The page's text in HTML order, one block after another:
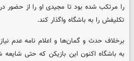
را مرتکب شده بود تا مجیدی او را از حضور
تکلیفش را به باشگاه واگذار کند.
برخلاف حدث و گمان‌ها و اعلام نامه عدم
به باشگاه اکنون این بازیکن که حتی